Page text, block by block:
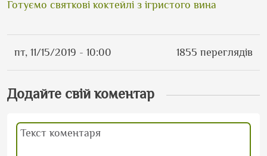
Готуємо святкові коктейлі з ігристого вина
пт, 11/15/2019 - 10:00 1855 переглядів
Додайте свій коментар